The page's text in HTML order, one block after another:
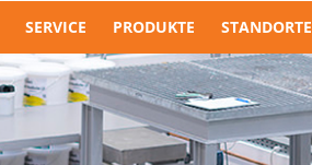
SERVICE PRODUKTE STANDORTE